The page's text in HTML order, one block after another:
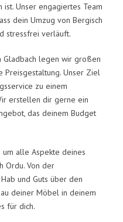
Unser engagiertes Team
dein Umzug von Bergisch
stressfrei verläuft.
Gladbach legen wir großen
Preisgestaltung. Unser Ziel
zu einem
erstellen dir gerne ein
das deinem Budget
um alle Aspekte deines
Ordu. Von der
und Guts über den
deiner Möbel in deinem
für dich.